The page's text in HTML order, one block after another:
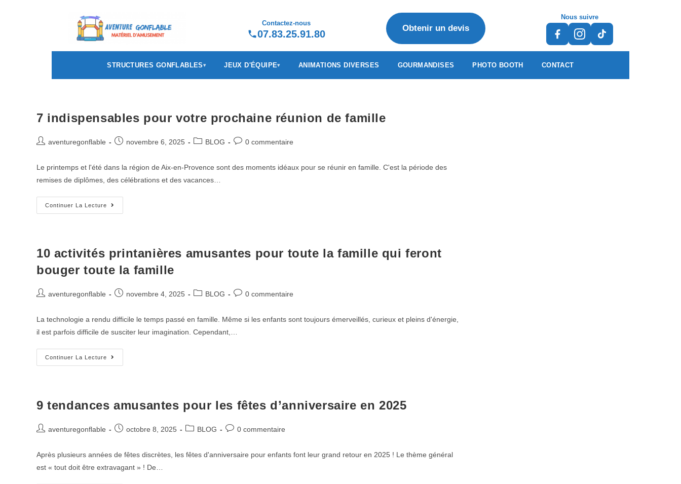
Contactez-nous
07.83.25.91.80
Obtenir un devis
Nous suivre
STRUCTURES GONFLABLES JEUX D'ÉQUIPE ANIMATIONS DIVERSES GOURMANDISES PHOTO BOOTH CONTACT
7 indispensables pour votre prochaine réunion de famille
aventuregonflable novembre 6, 2025 BLOG 0 commentaire
Le printemps et l'été dans la région de Aix-en-Provence sont des moments idéaux pour se réunir en famille. C'est la période des
remises de diplômes, des célébrations et des vacances…
Continuer La Lecture
10 activités printanières amusantes pour toute la famille qui feront
bouger toute la famille
aventuregonflable novembre 4, 2025 BLOG 0 commentaire
La technologie a rendu difficile le temps passé en famille. Même si les enfants sont toujours émerveillés, curieux et pleins d'énergie,
il est parfois difficile de susciter leur imagination. Cependant,…
Continuer La Lecture
9 tendances amusantes pour les fêtes d’anniversaire en 2025
aventuregonflable octobre 8, 2025 BLOG 0 commentaire
Après plusieurs années de fêtes discrètes, les fêtes d'anniversaire pour enfants font leur grand retour en 2025 ! Le thème général
est « tout doit être extravagant » ! De…